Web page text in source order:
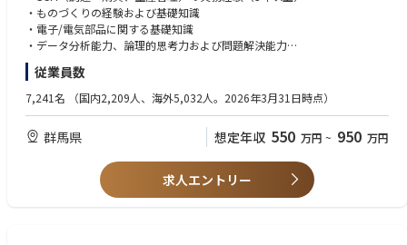
トナーと連携しながら、グローバルサプライチェーンの競争力強化に貢献
■業務内容：
・新規パートナーの開拓、評価、選定および契約交渉
・生産移管プロジェクトの推進および量産立上げを推進
・サプライチェーン全体での生産能力・リソース最適化
・原価低減活動およびコスト改善施策の推進
・変化の大きい環境の中でも主体的に行動できる方
・関係部門や海外パートナーと円滑に連携できる方
・ものづくりの経験および基礎知識
・電子/電気部品に関する基礎知識
・データ分析能力、論理的思考力および問題解決能力
・円滑なコミュニケーション能力
歓迎条件：
・サプライチェーンマネジメントに関する知識・経験
・英語によるコミュニケーション能力（メール・会議）
・プロジェクトマネジメント経験
従業員数
7,241名 （国内2,209人、海外5,032人。2026年3月31日時点）
群馬県 想定年収 550 万円 ~ 950 万円
求人エントリー